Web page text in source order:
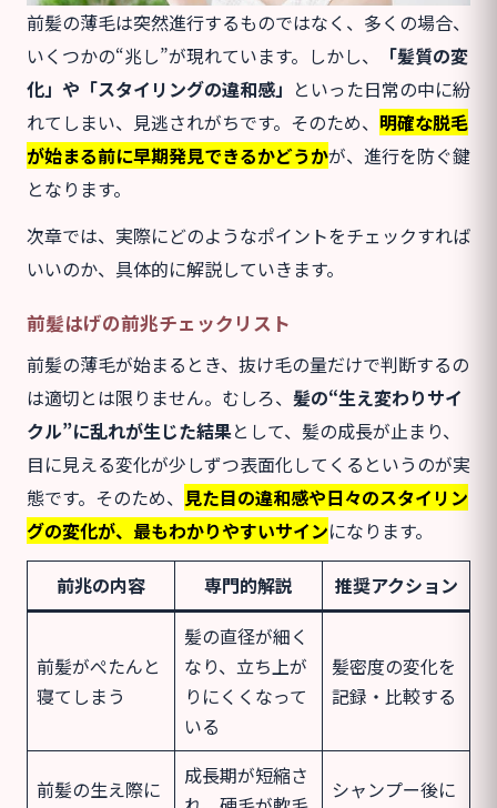
前髪の薄毛は突然進行するものではなく、多くの場合、
いくつかの“兆し”が現れています。しかし、
「髪質の変
化」や「スタイリングの違和感」 といった日常の中に紛
れてしまい、見逃されがちです。そのため、 明確な脱毛
が始まる前に早期発見できるかどうかが、進行を防ぐ鍵
となります。
次章では、実際にどのようなポイントをチェックすれば
いいのか、具体的に解説していきます。
前髪はげの前兆チェックリスト
前髪の薄毛が始まるとき、抜け毛の量だけで判断するの
は適切とは限りません。むしろ、 髪の“生え変わりサイ
クル”に乱れが生じた結果として、髪の成長が止まり、
目に見える変化が少しずつ表面化してくるというのが実
態です。そのため、 見た目の違和感や日々のスタイリン
グの変化が、最もわかりやすいサインになります。
前兆の内容 専門的解説 推奨アクション
前髪がぺたんと
寝てしまう
髪の直径が細く
なり、立ち上が
りにくくなって
いる
髪密度の変化を
記録・比較する
前髪の生え際に
成長期が短縮さ
シャンプー後に